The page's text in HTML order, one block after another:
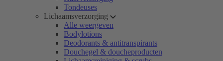
Tondeuses
Lichaamsverzorging
Alle weergeven
Bodylotions
Deodorants & antitranspirants
Douchegel & doucheproducten